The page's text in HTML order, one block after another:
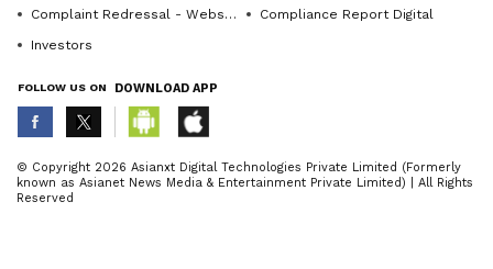
ಸ್ವಉದ್ಯೋಗದ ತರಬೇತಿ ನೀಡುವುದರೊಂದಿಗೆ ಸ್ವಉದ್ಯೋಗಕ್ಕೆ
ಪ್ರೇರಣೆ ನೀಡುತ್ತಿದೆ ಎಂದು ಹೇಳಿದರು.
ಧರ್ಮಸ್ಥಳ ಸಂಸ್ಥೆ ತಾಲೂಕಿನಲ್ಲಿ ಹತ್ತು ಹಲವು ಸಾಮಾಜಿಕ
ಕಳಕಳಿಯ ಕಾರ್ಯಗಳಲ್ಲಿ ತೊಡಗಿಕೊಂಡು ಉತ್ತಮ ಸಮಾಜ
ನಿರ್ಮಾಣಕ್ಕೆ ನಾಂದಿ ಹಾಡಿದೆ. ಡಾ. ವೀರೇಂದ್ರ ಹೆಗ್ಗಡೆ
ಮಾರ್ಗದರ್ಶನದಲ್ಲಿ ಅತ್ಯುತ್ತಮವಾಗಿ ಬಡವರ, ಕೃಷಿಕರ ಮತ್ತು
ABOUT THE AUTHOR
K KannadaprabhaNewsNetwork
Complaint Redressal - Website
Compliance Report Digital
Investors
FOLLOW US ON DOWNLOAD APP
© Copyright 2026 Asianxt Digital Technologies Private Limited (Formerly
known as Asianet News Media & Entertainment Private Limited) | All Rights
Reserved